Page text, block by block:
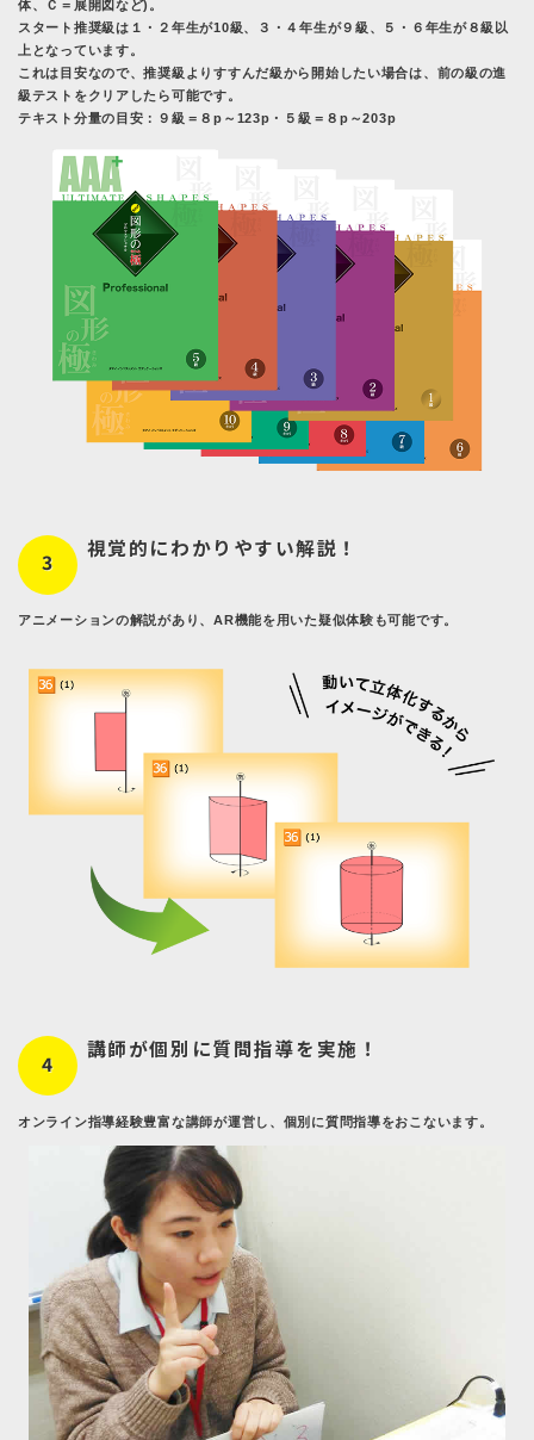
体、Ｃ＝展開図など)。
スタート推奨級は１・２年生が10級、３・４年生が９級、５・６年生が８級以
上となっています。
これは目安なので、推奨級よりすすんだ級から開始したい場合は、前の級の進
級テストをクリアしたら可能です。
テキスト分量の目安：９級＝８p～123p・５級＝８p～203p
3
視覚的にわかりやすい解説！
アニメーションの解説があり、AR機能を用いた疑似体験も可能です。
4
講師が個別に質問指導を実施！
オンライン指導経験豊富な講師が運営し、個別に質問指導をおこないます。